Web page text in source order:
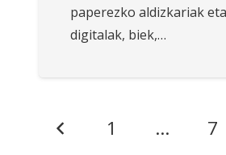
paperezko aldizkariak
digitalak, biek,…
1 … 7